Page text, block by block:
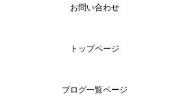
お問い合わせ
トップページ
ブログ一覧ページ